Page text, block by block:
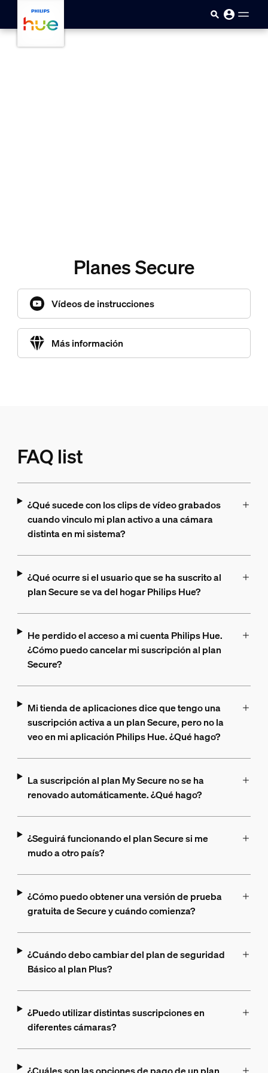
Planes Secure
Vídeos de instrucciones
Más información
FAQ list
¿Qué sucede con los clips de vídeo grabados
cuando vinculo mi plan activo a una cámara
distinta en mi sistema?
¿Qué ocurre si el usuario que se ha suscrito al
plan Secure se va del hogar Philips Hue?
He perdido el acceso a mi cuenta Philips Hue.
¿Cómo puedo cancelar mi suscripción al plan
Secure?
Mi tienda de aplicaciones dice que tengo una
suscripción activa a un plan Secure, pero no la
veo en mi aplicación Philips Hue. ¿Qué hago?
La suscripción al plan My Secure no se ha
renovado automáticamente. ¿Qué hago?
¿Seguirá funcionando el plan Secure si me
mudo a otro país?
¿Cómo puedo obtener una versión de prueba
gratuita de Secure y cuándo comienza?
¿Cuándo debo cambiar del plan de seguridad
Básico al plan Plus?
¿Puedo utilizar distintas suscripciones en
diferentes cámaras?